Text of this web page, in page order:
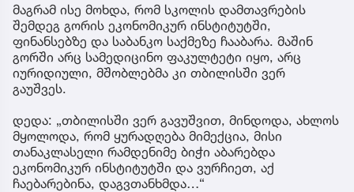
მაგრამ ისე მოხდა, რომ სკოლის დამთავრების
შემდეგ გორის ეკონომიკურ ინსტიტუტში,
ფინანსებზე და საბანკო საქმეზე ჩააბარა. მაშინ
გორში არც სამედიცინო ფაკულტეტი იყო, არც
იურიდიული, მშობლებმა კი თბილისში ვერ
გაუშვეს.
დედა: „თბილისში ვერ გავუშვით, მინდოდა, ახლოს
მყოლოდა, რომ ყურადღება მიმექცია, მისი
თანაკლასელი რამდენიმე ბიჭი აბარებდა
ეკონომიკურ ინსტიტუტში და ვურჩიეთ, აქ
ჩაებარებინა, დაგვთანხმდა…“